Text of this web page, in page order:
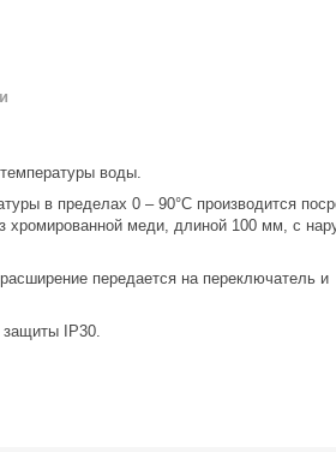
воды.
в пределах 0 – 90°С производится
хромированной меди, длиной 100 мм, с
передается на переключатель и
IP30.